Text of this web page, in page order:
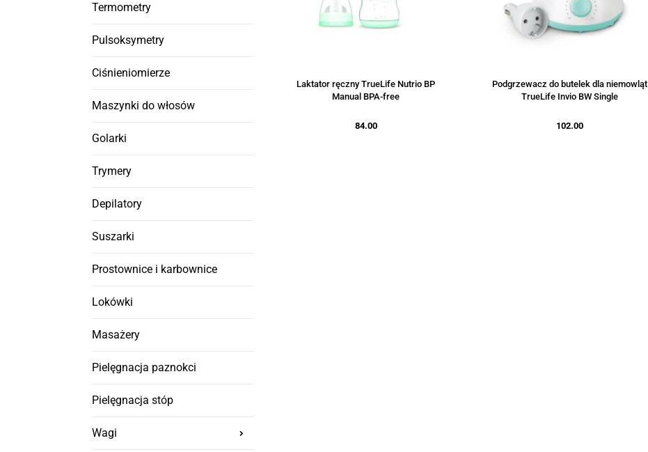
Termometry
Pulsoksymetry
Ciśnieniomierze
Maszynki do włosów
Golarki
Trymery
Depilatory
Suszarki
Prostownice i karbownice
Lokówki
Masażery
Pielęgnacja paznokci
Pielęgnacja stóp
Wagi
Laktator ręczny TrueLife Nutrio BP
Manual BPA-free
84.00
Podgrzewacz do butelek dla niemowląt
TrueLife Invio BW Single
102.00